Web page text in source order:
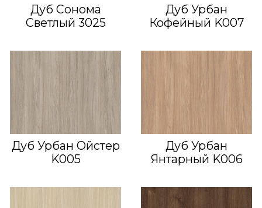
Дуб Сонома
Светлый 3025
Дуб Урбан
Кофейный K007
Дуб Урбан Ойстер
K005
Дуб Урбан
Янтарный K006